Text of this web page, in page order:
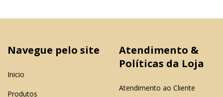
Navegue pelo site
Inicio
Produtos
Atendimento &
Políticas da Loja
Atendimento ao Cliente